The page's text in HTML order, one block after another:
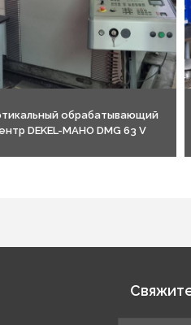
обрабатывающий
DEKEL-MAHO DMG 63 V